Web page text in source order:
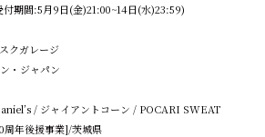
期間:5月9日(金)21:00~14日(水)23:59)
クガレージ
・ジャパン
/ ジャイアントコーン / POCARI SWEAT
周年後援事業]/茨城県